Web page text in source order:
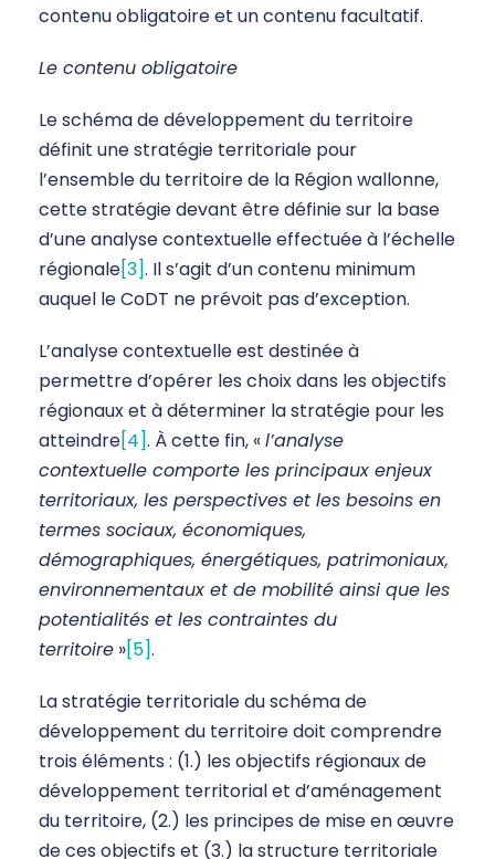
contenu obligatoire et un contenu facultatif.
Le contenu obligatoire
Le schéma de développement du territoire
définit une stratégie territoriale pour
l’ensemble du territoire de la Région wallonne,
cette stratégie devant être définie sur la base
d’une analyse contextuelle effectuée à l’échelle
régionale[3]. Il s’agit d’un contenu minimum
auquel le CoDT ne prévoit pas d’exception.
L’analyse contextuelle est destinée à
permettre d’opérer les choix dans les objectifs
régionaux et à déterminer la stratégie pour les
atteindre[4]. À cette fin, «l’analyse
contextuelle comporte les principaux enjeux
territoriaux, les perspectives et les besoins en
termes sociaux, économiques,
démographiques, énergétiques, patrimoniaux,
environnementaux et de mobilité ainsi que les
potentialités et les contraintes du
territoire »[5].
La stratégie territoriale du schéma de
développement du territoire doit comprendre
trois éléments : (1.) les objectifs régionaux de
développement territorial et d’aménagement
du territoire, (2.) les principes de mise en œuvre
de ces objectifs et (3.) la structure territoriale